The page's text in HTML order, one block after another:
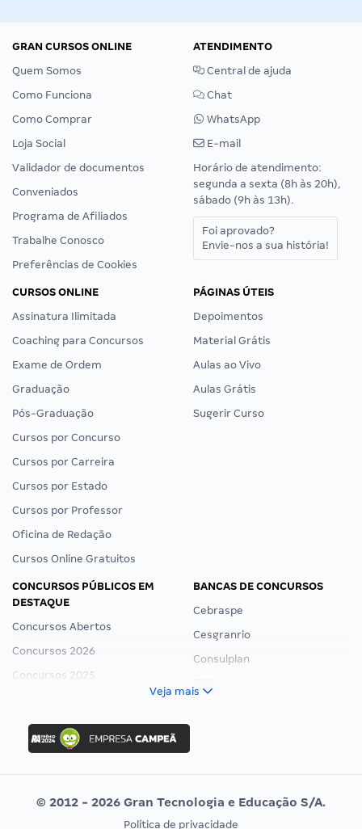
GRAN CURSOS ONLINE
Quem Somos
Como Funciona
Como Comprar
Loja Social
Validador de documentos
Conveniados
Programa de Afiliados
Trabalhe Conosco
Preferências de Cookies
ATENDIMENTO
Central de ajuda
Chat
WhatsApp
E-mail
Horário de atendimento:
segunda a sexta (8h às 20h),
sábado (9h às 13h).
Foi aprovado?
Envie-nos a sua história!
CURSOS ONLINE
Assinatura Ilimitada
Coaching para Concursos
Exame de Ordem
Graduação
Pós-Graduação
Cursos por Concurso
Cursos por Carreira
Cursos por Estado
Cursos por Professor
Oficina de Redação
Cursos Online Gratuitos
PÁGINAS ÚTEIS
Depoimentos
Material Grátis
Aulas ao Vivo
Aulas Grátis
Sugerir Curso
CONCURSOS PÚBLICOS EM
DESTAQUE
Concursos Abertos
Concursos 2026
Concursos 2025
Concurso Ibama
Concurso MPU
Editais publicados
BANCAS DE CONCURSOS
Cebraspe
Cesgranrio
Consulplan
Vunesp
Veja mais
© 2012 - 2026 Gran Tecnologia e Educação S/A.
Política de privacidade